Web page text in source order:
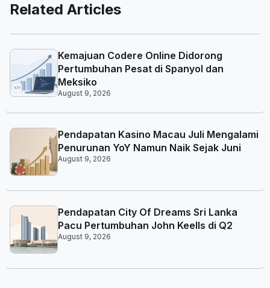
Related Articles
Kemajuan Codere Online Didorong
Pertumbuhan Pesat di Spanyol dan
Meksiko
August 9, 2026
Pendapatan Kasino Macau Juli Mengalami
Penurunan YoY Namun Naik Sejak Juni
August 9, 2026
Pendapatan City Of Dreams Sri Lanka
Pacu Pertumbuhan John Keells di Q2
August 9, 2026